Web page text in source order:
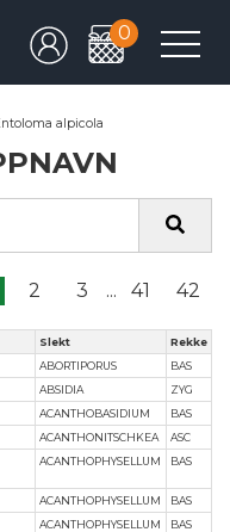
0
alpicola
2 3 ... 41 42
Slekt
Rekke
ABORTIPORUS
BAS
ABSIDIA
ZYG
ACANTHOBASIDIUM
BAS
ACANTHONITSCHKEA
ASC
ACANTHOPHYSELLUM BAS
ACANTHOPHYSELLUM
BAS
ACANTHOPHYSELLUM BAS